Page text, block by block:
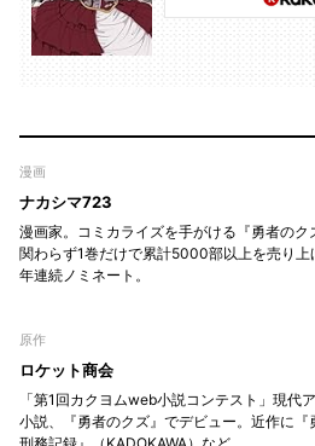
漫画
ナカシマ723
漫画家。コミカライズを手がける『勇者の
関わらず1巻だけで累計5000部以上を売り上
年連続ノミネート。
原作
ロケット商会
「第1回カクヨムweb小説コンテスト」現代
小説、『勇者のクズ』でデビュー。近作に
刑務記録』（KADOKAWA）など。